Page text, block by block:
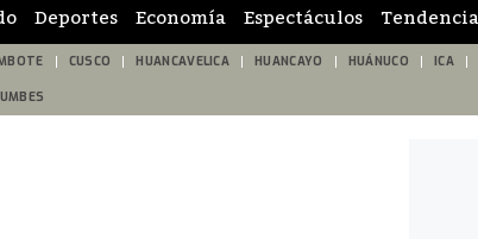
Deportes Economía Espectáculos Tendencia
CUSCO HUANCAVELICA HUANCAYO HUÁNUCO ICA